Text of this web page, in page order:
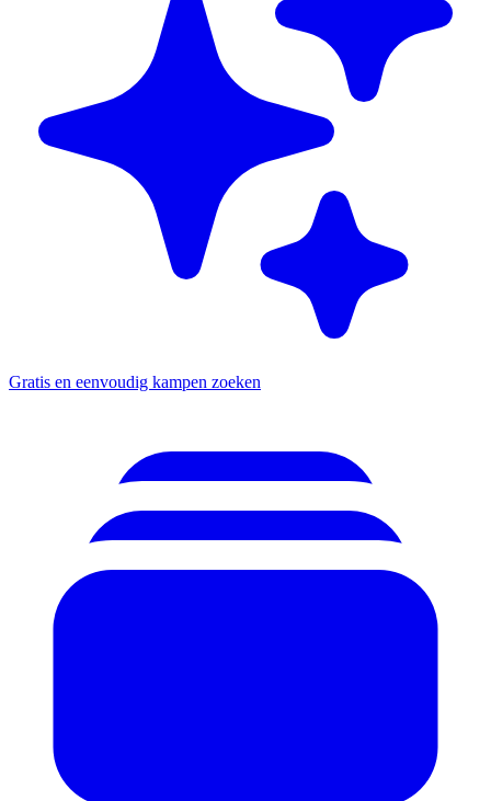
Gratis en eenvoudig kampen zoeken